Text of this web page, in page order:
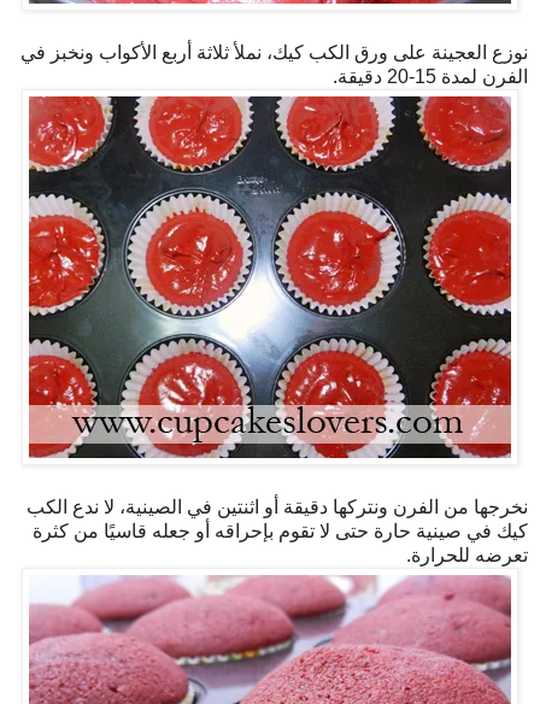
نوزع العجينة على ورق الكب كيك، نملأ ثلاثة أربع الأكواب ونخبز في
الفرن لمدة 15-20 دقيقة.
نخرجها من الفرن ونتركها دقيقة أو اثنتين في الصينية، لا ندع الكب
كيك في صينية حارة حتى لا تقوم بإحراقه أو جعله قاسيًا من كثرة
تعرضه للحرارة.